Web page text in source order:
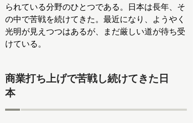
られている分野のひとつである。日本は長年、そ
の中で苦戦を続けてきた。最近になり、ようやく
光明が見えつつはあるが、まだ厳しい道が待ち受
けている。
商業打ち上げで苦戦し続けてきた日
本